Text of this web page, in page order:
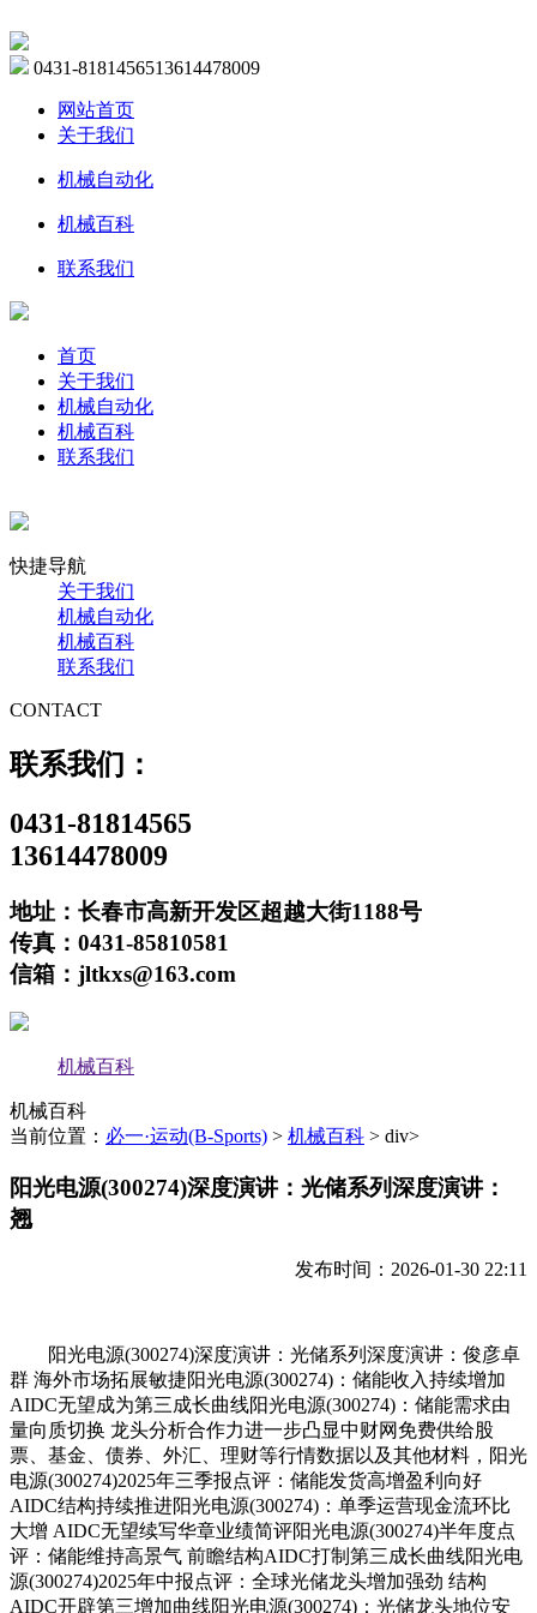
0431-8181456513614478009
网站首页
关于我们
机械自动化
机械百科
联系我们
首页
关于我们
机械自动化
机械百科
联系我们
快捷导航
关于我们
机械自动化
机械百科
联系我们
CONTACT
联系我们：
0431-81814565
13614478009
地址：长春市高新开发区超越大街1188号
传真：0431-85810581
信箱：jltkxs@163.com
机械百科
机械百科
当前位置： 必一·运动(B-Sports) > 机械百科 > div>
阳光电源(300274)深度演讲：光储系列深度演讲：
翘
发布时间：2026-01-30 22:11
阳光电源(300274)深度演讲：光储系列深度演讲：俊彦卓
群 海外市场拓展敏捷阳光电源(300274)：储能收入持续增加
AIDC无望成为第三成长曲线阳光电源(300274)：储能需求由
量向质切换 龙头分析合作力进一步凸显中财网免费供给股
票、基金、债券、外汇、理财等行情数据以及其他材料，阳光
电源(300274)2025年三季报点评：储能发货高增盈利向好
AIDC结构持续推进阳光电源(300274)：单季运营现金流环比
大增 AIDC无望续写华章业绩简评阳光电源(300274)半年度点
评：储能维持高景气 前瞻结构AIDC打制第三成长曲线阳光电
源(300274)2025年中报点评：全球光储龙头增加强劲 结构
AIDC开辟第三增加曲线阳光电源(300274)：光储龙头地位安